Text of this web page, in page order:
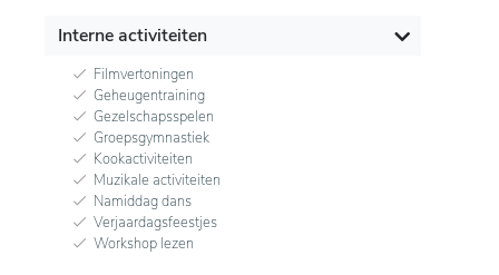
Interne activiteiten
Filmvertoningen
Geheugentraining
Gezelschapsspelen
Groepsgymnastiek
Kookactiviteiten
Muzikale activiteiten
Namiddag dans
Verjaardagsfeestjes
Workshop lezen